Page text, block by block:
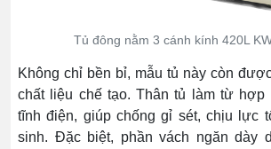
Tủ đông nằm 3 cánh kính 420L
Không chỉ bền bỉ, mẫu tủ này còn
chất liệu chế tạo. Thân tủ làm từ hợp
tĩnh điện, giúp chống gỉ sét, chịu lực
sinh. Đặc biệt, phần vách ngăn dày